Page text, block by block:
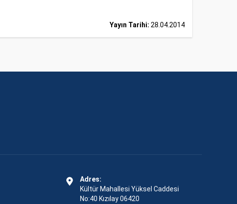
Yayın Tarihi: 28.04.2014
Adres:
Kültür Mahallesi Yüksel Caddesi
No:40 Kızılay 06420